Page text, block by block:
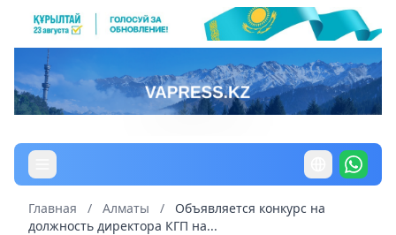
Главная / Алматы /
Объявляется конкурс на
должность директора КГП на...